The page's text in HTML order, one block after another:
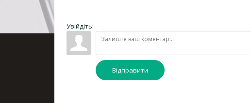
Увійдіть:
Відправити